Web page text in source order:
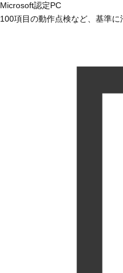
Microsoft認定PC
100項目の動作点検など、基準